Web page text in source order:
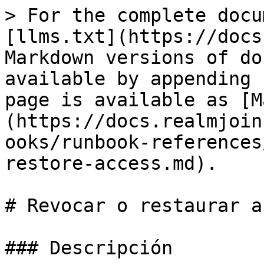
> For the complete
[llms.txt](https://
Markdown versions of
available by
page is available as
(https://
ooks/runbook-
restore-access.md).
# Revocar o restaurar
### Descripción